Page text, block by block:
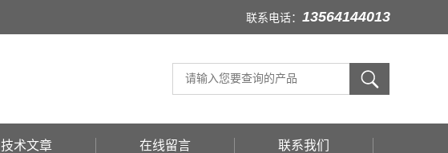
联系电话： 13564144013
技术文章 在线留言 联系我们